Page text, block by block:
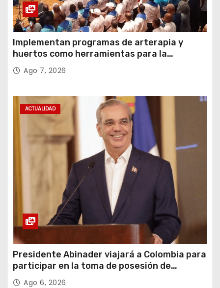
Implementan programas de arterapia y
huertos como herramientas para la
recuperación y la inclusión social
Ago 7, 2026
ACTUALIDAD
Presidente Abinader viajará a Colombia para
participar en la toma de posesión de
Abelardo de la Espriella
Ago 6, 2026